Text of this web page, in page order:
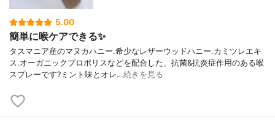
5.00
簡単に喉ケアできる✨
タスマニア産のマヌカハニー.希少なレザーウッドハニー.カミツレエキ
ス.オーガニックプロポリスなどを配合した、抗菌&抗炎症作用のある喉
スプレーです?ミント味とオレ…続きを見る